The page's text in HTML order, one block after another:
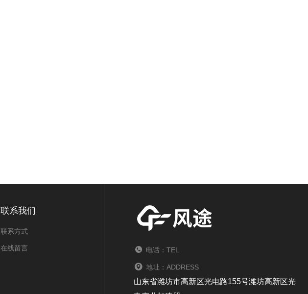
联系我们
联系方式
在线留言 电话：TEL
地址：ADDRESS
山东省潍坊市高新区光电路155号潍坊高新区光